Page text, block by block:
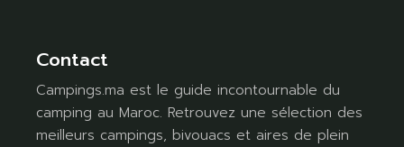
Contact
Campings.ma est le guide incontournable du
camping au Maroc. Retrouvez une sélection des
meilleurs campings, bivouacs et aires de plein